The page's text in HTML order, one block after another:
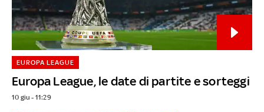
Europa League, le date di partite e sorteggi
EUROPA LEAGUE
10 giu - 11:29